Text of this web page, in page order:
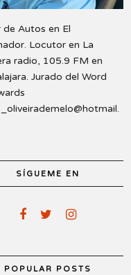
de Autos en El
Locutor en La
radio, 105.9 FM en
Jurado del Word
SÍGUEME EN
POPULAR POSTS